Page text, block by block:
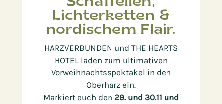
Lichterketten &
nordischem Flair.
HARZVERBUNDEN und THE HEARTS
HOTEL laden zum ultimativen
Vorweihnachtsspektakel in den
Oberharz ein.
Markiert euch den 29. und 30.11 und